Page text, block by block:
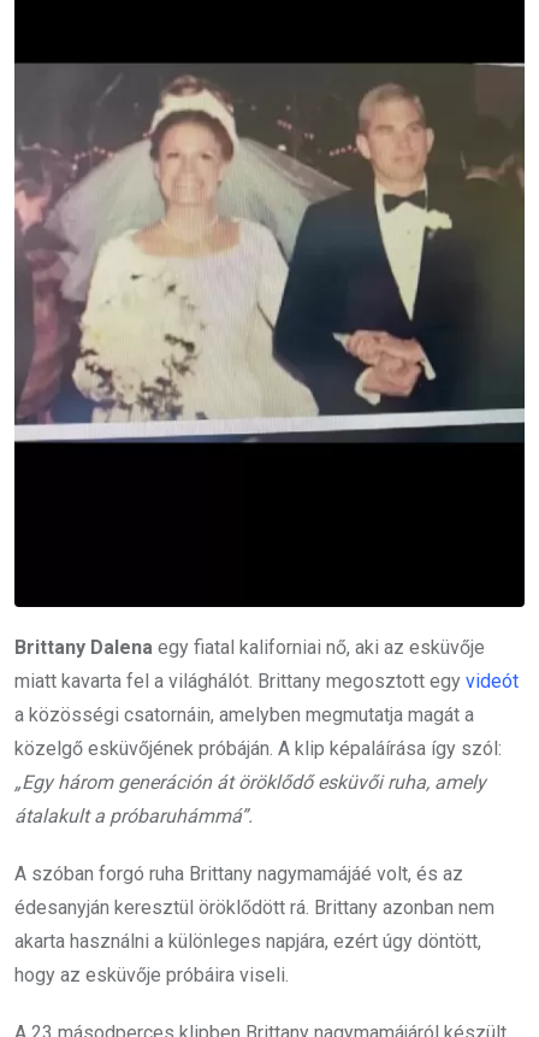
Brittany Dalena egy fiatal kaliforniai nő, aki az esküvője
miatt kavarta fel a világhálót. Brittany megosztott egy videót
a közösségi csatornáin, amelyben megmutatja magát a
közelgő esküvőjének próbáján. A klip képaláírása így szól:
„Egy három generáción át öröklődő esküvői ruha, amely
átalakult a próbaruhámmá”.
A szóban forgó ruha Brittany nagymamájáé volt, és az
édesanyján keresztül öröklődött rá. Brittany azonban nem
akarta használni a különleges napjára, ezért úgy döntött,
hogy az esküvője próbáira viseli.